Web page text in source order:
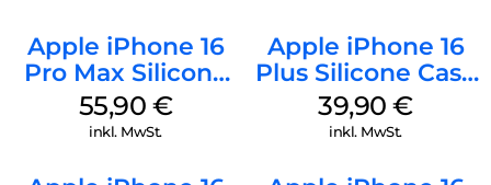
Apple iPhone 16
Pro Max Silicone
Case MagSafe
Stone Gray
55,90 €
inkl. MwSt.
Apple iPhone 16
Plus Silicone Case
MagSafe Plum
39,90€
inkl. MwSt.